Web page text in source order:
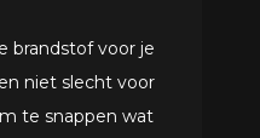
brandstof voor je
niet slecht voor
te snappen wat